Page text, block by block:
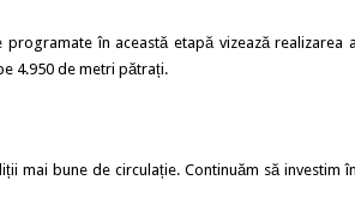
în această etapă vizează realizarea a
4.950 de metri pătrați.
mai bune de circulație. Continuăm să investim în